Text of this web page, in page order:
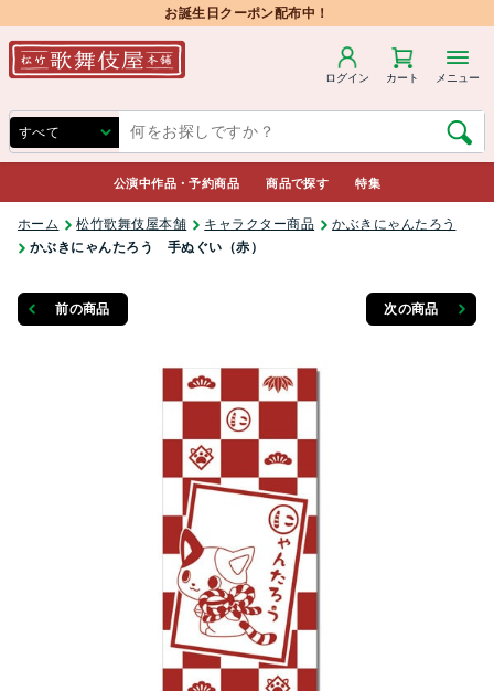
お誕生日クーポン配布中！
ログイン カート メニュー
公演中作品・予約商品 商品で探す 特集
ホーム 松竹歌舞伎屋本舗 キャラクター商品
かぶきにゃんたろう
かぶきにゃんたろう 手ぬぐい（赤）
前の商品 次の商品